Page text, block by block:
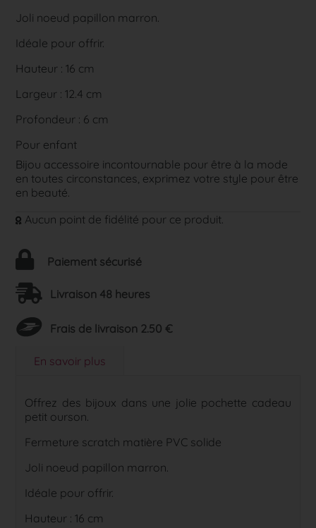
Joli noeud papillon marron.
Idéale pour offrir.
Hauteur : 16 cm
Largeur : 12.4 cm
Profondeur : 6 cm
Pour enfant
Bijou accessoire incontournable pour être à la mode
en toutes circonstances, exprimez votre style pour être
en beauté.
Aucun point de fidélité pour ce produit.
Paiement sécurisé
Livraison 48 heures
Frais de livraison 2.50 €
En savoir plus
Offrez des bijoux dans une jolie pochette cadeau
petit ourson.
Fermeture scratch matière PVC solide
Joli noeud papillon marron.
Idéale pour offrir.
Hauteur : 16 cm